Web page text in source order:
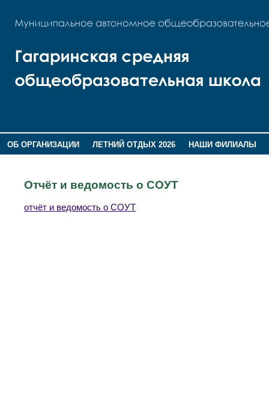
ОБ ОРГАНИЗАЦИИ ЛЕТНИЙ ОТДЫХ 2026
НАШИ ФИЛИАЛЫ
Отчёт и ведомость о СОУТ
отчёт и ведомость о СОУТ